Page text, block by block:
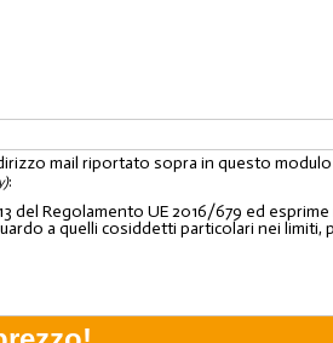
mail riportato sopra in questo
:
del Regolamento UE 2016/679 ed
a quelli cosiddetti particolari nei limiti,